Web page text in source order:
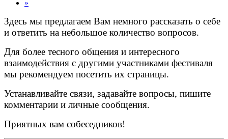
»
Здесь мы предлагаем Вам немного рассказать о себе
и ответить на небольшое количество вопросов.
Для более тесного общения и интересного
взаимодействия с другими участниками фестиваля
мы рекомендуем посетить их страницы.
Устанавливайте связи, задавайте вопросы, пишите
комментарии и личные сообщения.
Приятных вам собеседников!